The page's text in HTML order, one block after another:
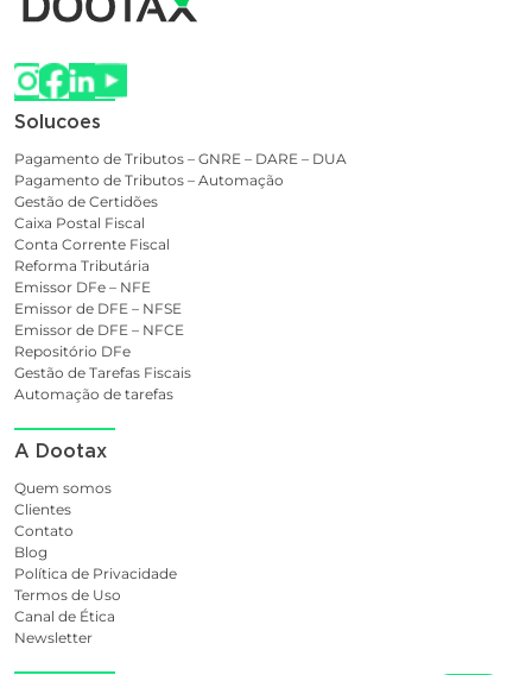
Solucoes
Pagamento de Tributos – GNRE – DARE – DUA
Pagamento de Tributos – Automação
Gestão de Certidões
Caixa Postal Fiscal
Conta Corrente Fiscal
Reforma Tributária
Emissor DFe – NFE
Emissor de DFE – NFSE
Emissor de DFE – NFCE
Repositório DFe
Gestão de Tarefas Fiscais
Automação de tarefas
A Dootax
Quem somos
Clientes
Contato
Blog
Política de Privacidade
Termos de Uso
Canal de Ética
Newsletter